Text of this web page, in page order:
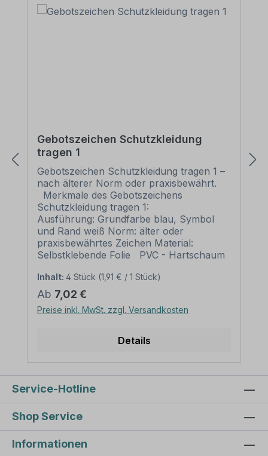
Gebotszeichen Schutzkleidung
tragen 1
Gebotszeichen Schutzkleidung tragen 1 –
nach älterer Norm oder praxisbewährt.
Merkmale des Gebotszeichens
Schutzkleidung tragen 1:
Ausführung: Grundfarbe blau, Symbol
und Rand weiß Norm: älter oder
praxisbewährtes Zeichen Material:
Selbstklebende Folie PVC - Hartschaum
Ø 100 mm – Erkennungsweite bis 4 m
Ø 200 mm – Erkennungsweite bis 8 m
Ø 300 mm – Erkennungsweite bis 12 m
Ø 400 mm – Erkennungsweite bis 16 m
Verpackungseinheiten: 1 Gebotszeichen
Kennzeichnung Bitte beachten Sie: Dieses
Gebotszeichen kann bei Nach- und
Neubeschilderungen in Betrieben
Gebotszeichen in einer neueren
Ausführung (z.B. nach ISO 7010), sollte
die neue Variante bevorzugt werden.
Weitere Informationen zu Gebotszeichen
Inhalt: 4 Stück (1,91 € / 1 Stück)
Regulärer Preis:
Ab 7,02 €
Preise inkl. MwSt. zzgl. Versandkosten
Details
Service-Hotline
Shop Service
Informationen